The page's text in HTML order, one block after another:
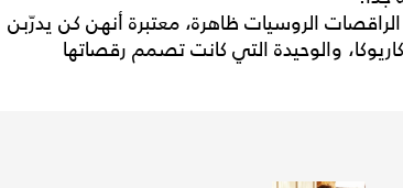
الروسيات ظاهرة، معتبرة أنهن كن يدرّبن
والوحيدة التي كانت تصمم رقصاتها